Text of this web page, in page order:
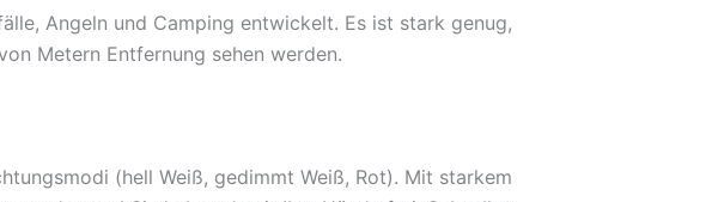
Angeln und Camping entwickelt. Es ist stark genug,
Metern Entfernung sehen werden.
(hell Weiß, gedimmt Weiß, Rot). Mit starkem